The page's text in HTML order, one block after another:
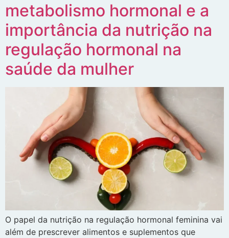
metabolismo hormonal e a
importância da nutrição na
regulação hormonal na
saúde da mulher
O papel da nutrição na regulação hormonal feminina vai
além de prescrever alimentos e suplementos que